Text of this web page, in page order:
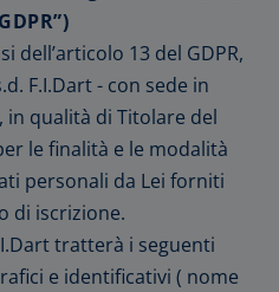
a squadre
a squadre
a squadre
a squadre
a squadre add
a squadre
Steel
add
- Doppio - Coppa Italia 2022
2022
Doppio Cricket 2021
dell’articolo 13 del GDPR,
F.I.Dart - con sede in
in qualità di Titolare del
le finalità e le modalità
personali da Lei forniti
di iscrizione.
tratterà i seguenti
e identificativi ( nome